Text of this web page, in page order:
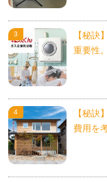
【秘訣
重要性。
【秘訣
費用を